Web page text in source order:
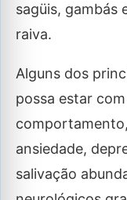
sagüis, gambás
raiva.
Alguns dos
possa estar
ansiedade,
salivação